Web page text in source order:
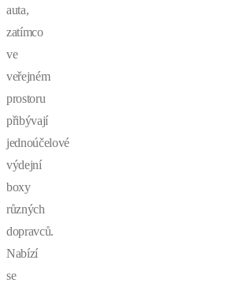
auta,
zatímco
ve
veřejném
prostoru
přibývají
jednoúčelové
výdejní
boxy
různých
dopravců.
Nabízí
se